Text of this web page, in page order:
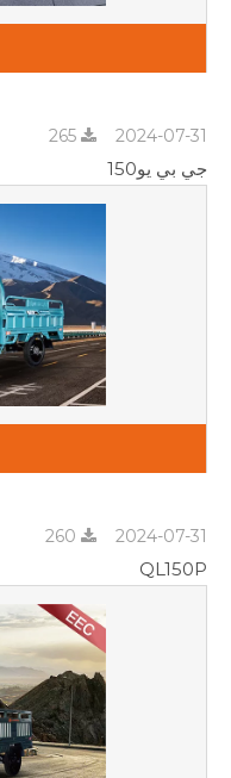
2024-07-31
جي بي يو150
2024-07-31
QL150P